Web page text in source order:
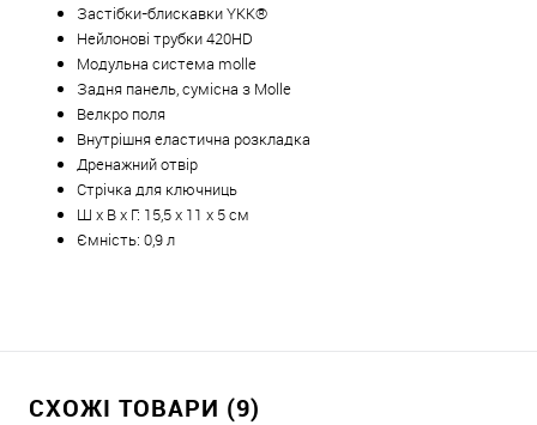
Застібки-блискавки YKK®
Нейлонові трубки 420HD
Модульна система molle
Задня панель, сумісна з Molle
Велкро поля
Внутрішня еластична розкладка
Дренажний отвір
Стрічка для ключниць
Ш х В х Г: 15,5 х 11 х 5 см
Ємність: 0,9 л
СХОЖІ ТОВАРИ (9)